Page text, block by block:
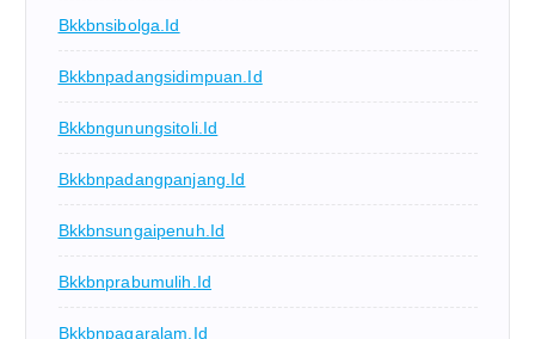
Bkkbnsibolga.id
Bkkbnpadangsidimpuan.id
Bkkbngunungsitoli.id
Bkkbnpadangpanjang.id
Bkkbnsungaipenuh.id
Bkkbnprabumulih.id
Bkkbnpagaralam.id